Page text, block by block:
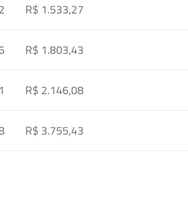
R$ 1.533,27
R$ 1.803,43
R$ 2.146,08
R$ 3.755,43